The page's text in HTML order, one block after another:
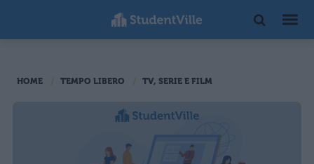
HOME TEMPO LIBERO TV, SERIE E FILM